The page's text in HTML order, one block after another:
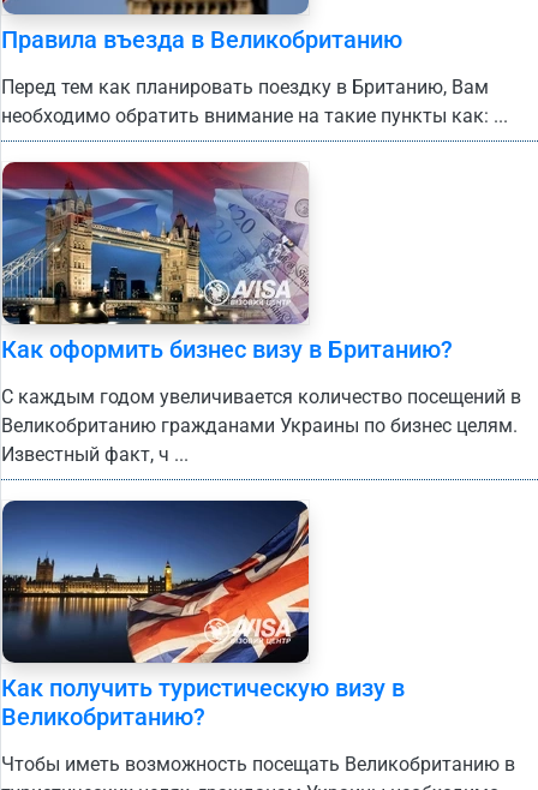
Правила въезда в Великобританию
Перед тем как планировать поездку в Британию, Вам
необходимо обратить внимание на такие пункты как: ...
Как оформить бизнес визу в Британию?
С каждым годом увеличивается количество посещений в
Великобританию гражданами Украины по бизнес целям.
Известный факт, ч ...
Как получить туристическую визу в
Великобританию?
Чтобы иметь возможность посещать Великобританию в